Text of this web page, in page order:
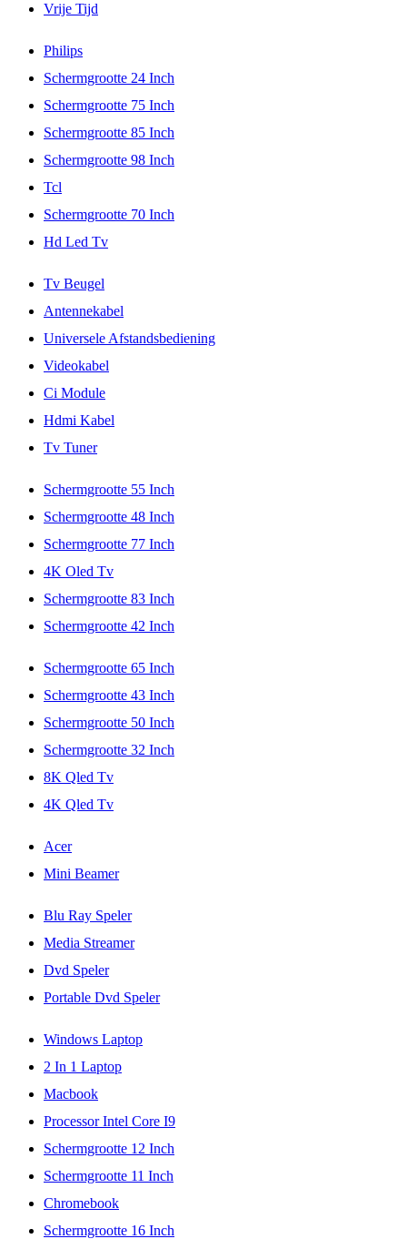
Vrije Tijd
Philips
Schermgrootte 24 Inch
Schermgrootte 75 Inch
Schermgrootte 85 Inch
Schermgrootte 98 Inch
Tcl
Schermgrootte 70 Inch
Hd Led Tv
Tv Beugel
Antennekabel
Universele Afstandsbediening
Videokabel
Ci Module
Hdmi Kabel
Tv Tuner
Schermgrootte 55 Inch
Schermgrootte 48 Inch
Schermgrootte 77 Inch
4K Oled Tv
Schermgrootte 83 Inch
Schermgrootte 42 Inch
Schermgrootte 65 Inch
Schermgrootte 43 Inch
Schermgrootte 50 Inch
Schermgrootte 32 Inch
8K Qled Tv
4K Qled Tv
Acer
Mini Beamer
Blu Ray Speler
Media Streamer
Dvd Speler
Portable Dvd Speler
Windows Laptop
2 In 1 Laptop
Macbook
Processor Intel Core I9
Schermgrootte 12 Inch
Schermgrootte 11 Inch
Chromebook
Schermgrootte 16 Inch